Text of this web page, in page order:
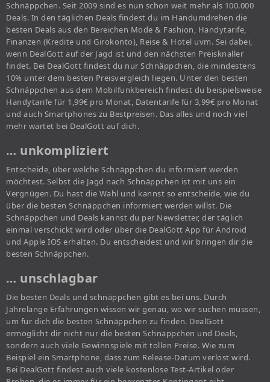
Schnäppchen. Seit 2009 sind es nun schon weit mehr als 100.000
Deals. In den täglichen Deals findest du im Handumdrehen die
besten Deals aus den Bereichen Mode & Fashion, Handytarife,
Finanzen (Kredite und Girokonto), Reise & Hotel uvm. Sei dabei,
wenn DealGott auf der Jagd ist und den nächsten Preisknaller
findet. Bei DealGott findest du nur Schnäppchen, die mindestens
10% unter dem besten Preisvergleich liegen. Unter den besten
Schnäppchen aus dem Mobilfunkbereich findest du beispielsweise
Handytarife für 1,99€ pro Monat, Datentarife für 3,99€ pro Monat
und auch Smartphones zu Bestpreisen. Das alles und noch viel
mehr wartet bei DealGott auf dich.
… unkompliziert
Entscheide, über welche Schnäppchen du informiert werden
möchtest. Selbst die Jagd nach Schnäppchen ist mit uns ein
Vergnügen. Du hast die Wahl und kannst so entscheide, wie du
über die besten Schnäppchen informiert werden willst. Die
Schnäppchen und Deals kannst du per Newsletter, der täglich
einmal verschickt wird oder über die DealGott App für Android
und Apple IOS erhalten. Du entscheidest und wir bringen dir die
besten Schnäppchen.
… unschlagbar
Die besten Deals und schnäppchen gibt es bei uns. Durch
Jahrelange Erfahrungen wissen wir genau, wo wir suchen müssen,
um für dich die besten Schnäppchen zu finden. DealGott
ermöglicht dir nicht nur die besten Schnäppchen und Deals,
sondern auch viele Gewinnspiele mit tollen Preise. Wie zum
Beispiel ein Smartphone, dass zum Release-Datum verlost wird.
Bei DealGott findest auch viele kostenlose Test-Artikel oder